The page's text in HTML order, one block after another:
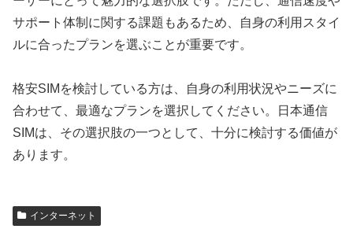
サポート体制に関する課題もあるため、自身の利用スタイ
ルに合ったプランを選ぶことが重要です。
格安SIMを検討している方は、自身の利用状況やニーズに
合わせて、最適なプランを選択してください。日本通信
SIMは、その選択肢の一つとして、十分に検討する価値が
あります。
インターネット